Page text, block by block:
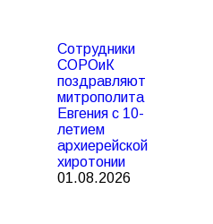
Сотрудники
СОРОиК
поздравляют
митрополита
Евгения с 10-
летием
архиерейской
хиротонии
01.08.2026